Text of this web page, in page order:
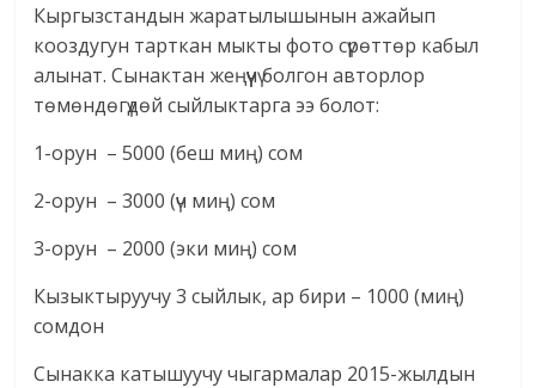
Кыргызстандын жаратылышынын ажайып
кооздугун тарткан мыкты фото сүрөттөр кабыл
алынат. Сынактан жеңүүчү болгон авторлор
төмөндөгүдөй сыйлыктарга ээ болот:
1-орун – 5000 (беш миң) сом
2-орун – 3000 (үч миң) сом
3-орун – 2000 (эки миң) сом
Кызыктыруучу 3 сыйлык, ар бири – 1000 (миң)
сомдон
Сынакка катышуучу чыгармалар 2015-жылдын